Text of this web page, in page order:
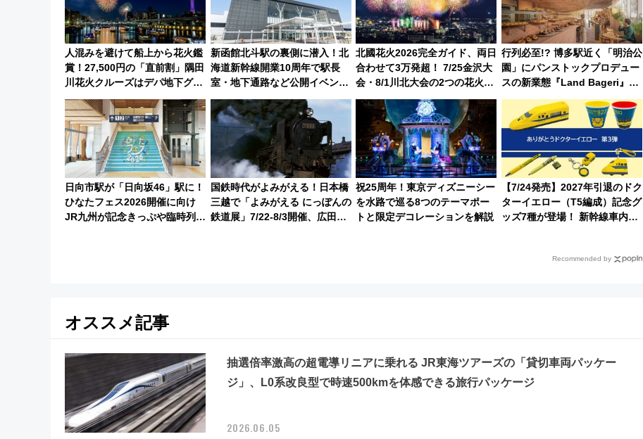
人混みを避けて船上から花火鑑
賞！27,500円の「直前割」隅田
川花火クルーズはデパ地下グル
メも持ち込みOK
新函館北斗駅の裏側に潜入！北
海道新幹線開業10周年で駅長
室・地下通路など公開イベン
ト 参加方法や体験内容を紹介
北國花火2026完全ガイド、両日
合わせて3万発超！ 7/25金沢大
会・8/1川北大会の2つの花火大
会の日程・アクセス・観覧席ま
とめ（石川県）
行列必至!? 博多駅近く「明治公
園」にパンストックプロデュー
スの新業態『Land Bageri』
8/7オープン 秋からはビストロ
営業も！
日向市駅が「日向坂46」駅に！
ひなたフェス2026開催に向け
JR九州が記念きっぷや臨時列車
国鉄時代がよみがえる！日本橋
三越で「よみがえる にっぽんの
鉄道展」7/22-8/3開催、広田尚
祝25周年！東京ディズニーシー
を水路で巡る8つのテーマポー
トと限定デコレーションを解説
【7/24発売】2027年引退のドク
ターイエロー（T5編成）記念グ
ッズ7種が登場！ 新幹線車内放
Recommended by
オススメ記事
抽選倍率激高の超電導リニアに乗れる JR東海ツアーズの「貸切車両パッケー
ジ」、L0系改良型で時速500kmを体感できる旅行パッケージ
2026.06.05